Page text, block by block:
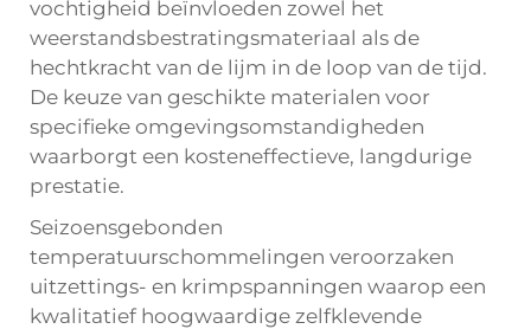
vochtigheid beïnvloeden zowel het
weerstandsbestratingsmateriaal als de
hechtkracht van de lijm in de loop van de tijd.
De keuze van geschikte materialen voor
specifieke omgevingsomstandigheden
waarborgt een kosteneffectieve, langdurige
prestatie.
Seizoensgebonden
temperatuurschommelingen veroorzaken
uitzettings- en krimpspanningen waarop een
kwalitatief hoogwaardige zelfklevende